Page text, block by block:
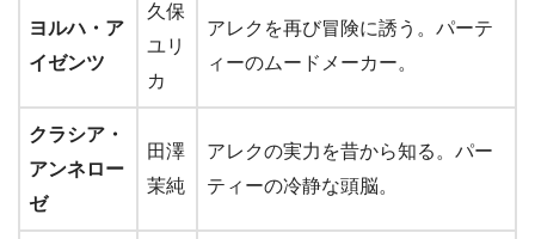
ヨルハ・ア
イゼンツ
久保
ユリ
カ
アレクを再び冒険に誘う。パーテ
ィーのムードメーカー。
クラシア・
アンネロー
ゼ
田澤
茉純
アレクの実力を昔から知る。パー
ティーの冷静な頭脳。